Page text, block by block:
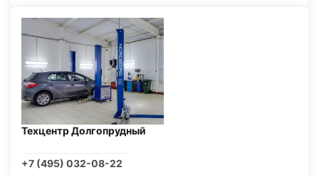
Техцентр Долгопрудный
+7 (495) 032-08-22